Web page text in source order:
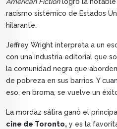
American Fictionlogró la notable
racismo sistémico de Estados
hilarante.
Jeffrey Wright interpreta a un
con una industria editorial que
la comunidad negra que
de pobreza en sus barrios. Y
eso, en broma, se vuelve un
La mordaz sátira ganó el
cine de Toronto, y es la